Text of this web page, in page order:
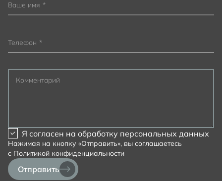
Ваше имя *
Телефон *
Комментарий
Я согласен на обработку персональных данных
Нажимая на кнопку «Отправить», вы соглашаетесь
с Политикой конфиденциальности
Отправить